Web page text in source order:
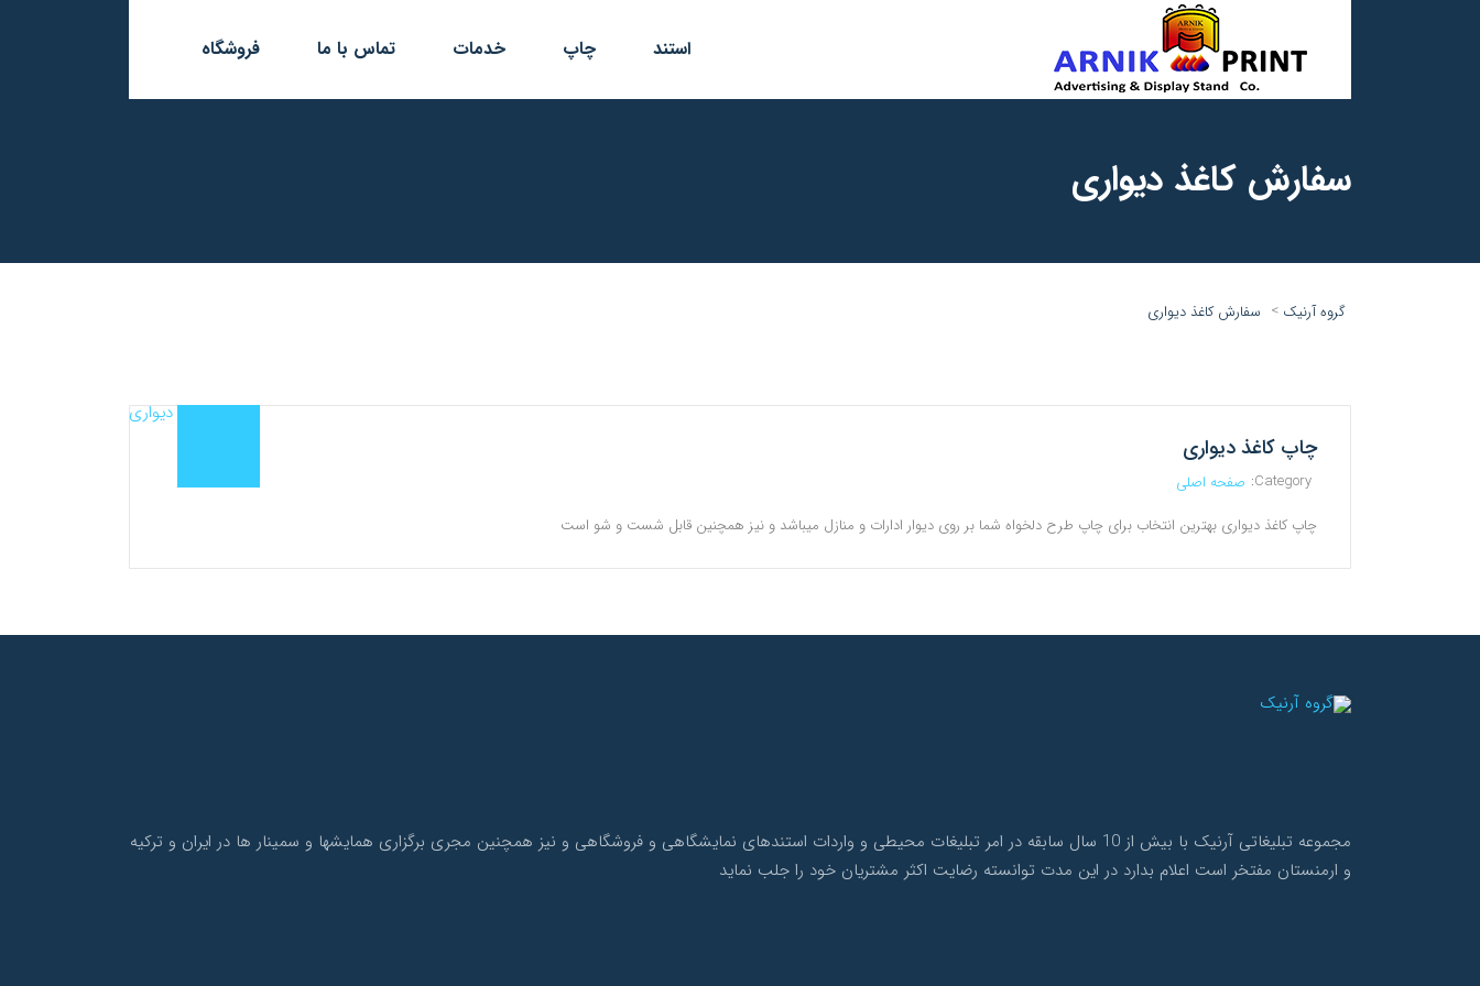
استند چاپ خدمات تماس با ما فروشگاه
سفارش کاغذ دیواری
گروه آرنیک > سفارش کاغذ دیواری
چاپ کاغذ دیواری
Category: صفحه اصلی
چاپ کاغذ دیواری بهترین انتخاب برای چاپ طرح دلخواه شما بر روی دیوار ادارات و منازل میباشد و نیز همچنین قابل شست و شو است
مجموعه تبلیغاتی آرنیک با بیش از 10 سال سابقه در امر تبلیغات محیطی و واردات استندهای نمایشگاهی و فروشگاهی و نیز همچنین مجری برگزاری همایشها و سمینار ها در ایران و ترکیه
و ارمنستان مفتخر است اعلام بدارد در این مدت توانسته رضایت اکثر مشتریان خود را جلب نماید